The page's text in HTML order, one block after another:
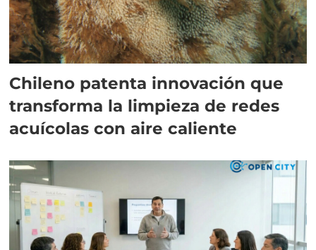
Chileno patenta innovación que
transforma la limpieza de redes
acuícolas con aire caliente